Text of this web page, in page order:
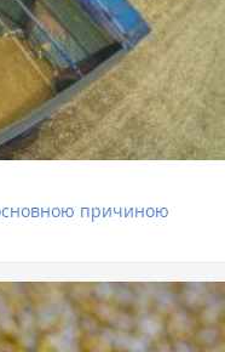
причиною